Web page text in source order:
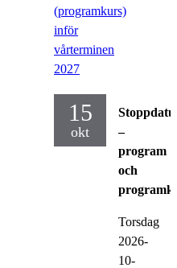
(programkurs)
inför
vårterminen
2027
15
okt
–
program
och
Torsdag
2026-
10-